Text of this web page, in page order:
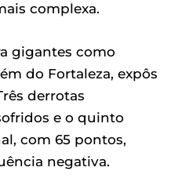
complexa.
gigantes como
do Fortaleza, expôs
derrotas
e o quinto
com 65 pontos,
negativa.